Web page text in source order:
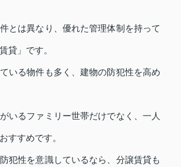
とは異なり、優れた管理体制を持って
貸」です。
いる物件も多く、建物の防犯性を高め
いるファミリー世帯だけでなく、一人
すすめです。
犯性を意識しているなら、分譲賃貸も